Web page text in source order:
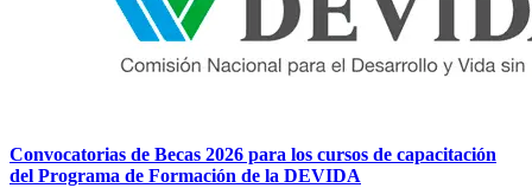
Convocatorias de Becas 2026 para los cursos de capacitación
del Programa de Formación de la DEVIDA